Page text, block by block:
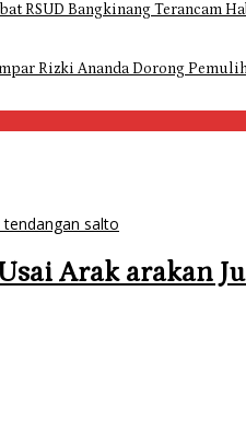
RSUD Bangkinang Terancam
Rizki Ananda Dorong
Arak arakan